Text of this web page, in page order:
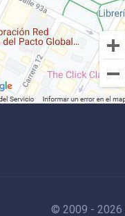
© 2009 - 2026